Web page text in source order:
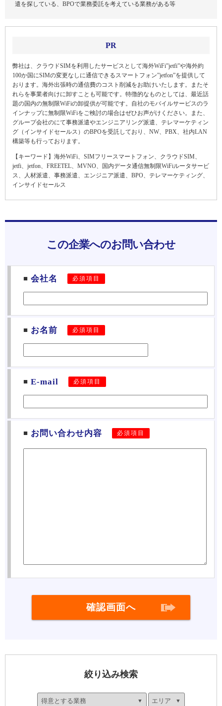
遣を探している、BPOで業務委託を考えている業務がある等
PR
弊社は、クラウドSIMを利用したサービスとして海外WiFi”jetfi”や海外約
100か国にSIMの変更なしに通信できるスマートフォン”jetfon”を提供して
おります。海外出張時の通信費のコスト削減をお助けいたします。またそ
れらを事業者向けに卸すことも可能です。特徴的なものとしては、最近話
題の国内の無制限WiFiの卸提供が可能です。自社のモバイルサービスのラ
インナップに無制限WiFiをご検討の場合はぜひお声がけください。また、
グループ会社のにて事務派遣やエンジニアリング派遣、テレマーケティン
グ（インサイドセールス）のBPOを受託しており、NW、PBX、社内LAN
構築等も行っております。
【キーワード】海外WiFi、SIMフリースマートフォン、クラウドSIM、
jetfi、jetfon、FREETEL、MVNO、国内データ通信無制限WiFiルータサービ
ス、人材派遣、事務派遣、エンジニア派遣、BPO、テレマーケティング、
インサイドセールス
この企業へのお問い合わせ
会社名 必須項目
お名前 必須項目
E-mail 必須項目
お問い合わせ内容 必須項目
絞り込み検索